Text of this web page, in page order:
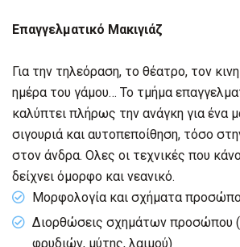
Επαγγελματικό Μακιγιάζ
Για την τηλεόραση, το θέατρο, τον
ημέρα του γάμου… Το τμήμα
καλύπτει πλήρως την ανάγκη για ένα
σιγουριά και αυτοπεποίθηση, τόσο
στον άνδρα. Ολες οι τεχνικές που
δείχνει όμορφο και νεανικό.
Μορφολογία και σχήματα
Διορθώσεις σχημάτων προσώπου
φρυδιών, μύτης, λαιμού)